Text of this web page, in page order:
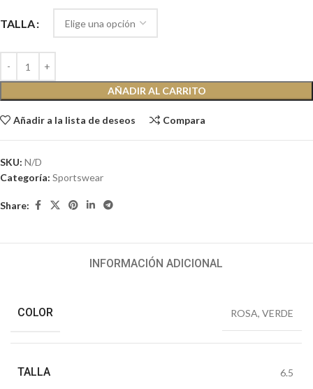
TALLA
AÑADIR AL CARRITO
Añadir a la lista de deseos Compara
SKU: N/D
Categoría: Sportswear
Share:
INFORMACIÓN ADICIONAL
COLOR ROSA,VERDE
TALLA 6.5